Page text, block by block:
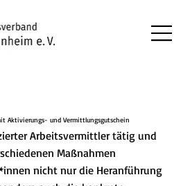
Aktivierungs- und Vermittlungsgutschein
Arbeitsvermittler tätig und
Maßnahmen
nicht nur die Heranführung